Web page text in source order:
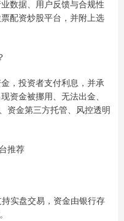
数据、用户反馈与合规性
配资炒股平台，并附上选
，投资者支付利息，并承
资金被挪用、无法出金、
资金第三方托管、风控透明
推荐
实盘交易，资金由银行存